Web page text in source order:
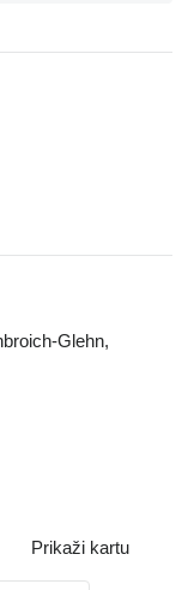
Glehn,
Prikaži kartu